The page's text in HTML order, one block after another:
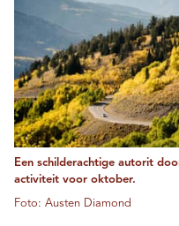
Een schilderachtige autorit
activiteit voor oktober.
Foto: Austen Diamond